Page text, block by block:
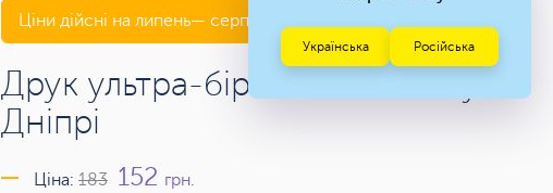
Ціни дійсні на липень— серпень 2026 року
Друк ультра-бірок 70х45 мм у
Дніпрі
Ціна: 183 152 грн.
Українська Російська